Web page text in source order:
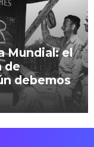
Mundial: el
de
debemos